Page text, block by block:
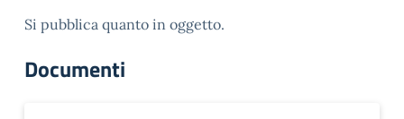
Si pubblica quanto in oggetto.
Documenti